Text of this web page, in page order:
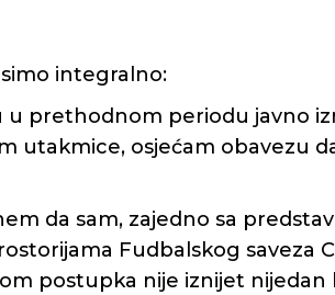
integralno:
u prethodnom periodu javno
utakmice, osjećam obavezu
da sam, zajedno sa
Fudbalskog saveza
postupka nije iznijet